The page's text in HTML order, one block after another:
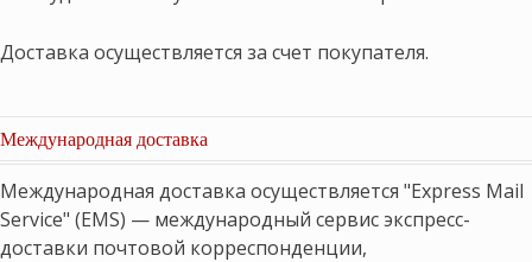
Доставка осуществляется за счет покупателя.
Международная доставка
Международная доставка осуществляется "Express Mail
Service" (EMS) — международный сервис экспресс-
доставки почтовой корреспонденции,